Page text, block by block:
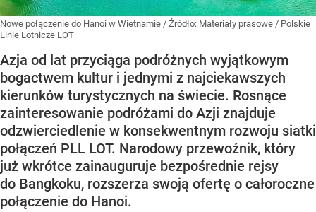
Nowe połączenie do Hanoi w Wietnamie / Źródło: Materiały prasowe / Polskie
Linie Lotnicze LOT
Azja od lat przyciąga podróżnych wyjątkowym
bogactwem kultur i jednymi z najciekawszych
kierunków turystycznych na świecie. Rosnące
zainteresowanie podróżami do Azji znajduje
odzwierciedlenie w konsekwentnym rozwoju siatki
połączeń PLL LOT. Narodowy przewoźnik, który
już wkrótce zainauguruje bezpośrednie rejsy
do Bangkoku, rozszerza swoją ofertę o całoroczne
połączenie do Hanoi.